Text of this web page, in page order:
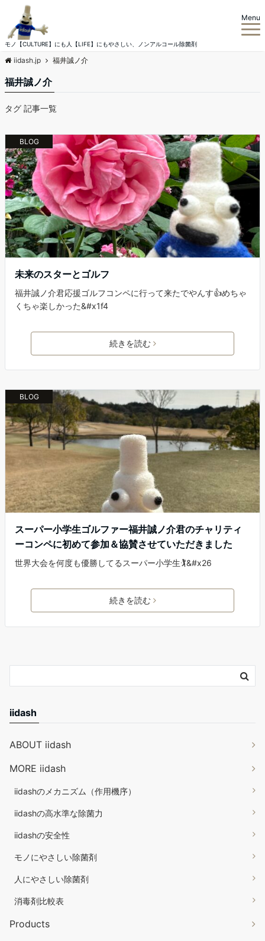
モノ【CULTURE】にも人【LIFE】にもやさしい、ノンアルコール除菌剤
Menu
iidash.jp 福井誠ノ介
福井誠ノ介
タグ 記事一覧
BLOG
未来のスターとゴルフ
福井誠ノ介君応援ゴルフコンペに行って来たでやんす👍めちゃ
くちゃ楽しかった&#x1f4
続きを読む
BLOG
スーパー小学生ゴルファー福井誠ノ介君のチャリティ
ーコンペに初めて参加＆協賛させていただきました
世界大会を何度も優勝してるスーパー小学生🏌️‍&#x26
続きを読む
iidash
ABOUT iidash
MORE iidash
iidashのメカニズム（作用機序）
iidashの高水準な除菌力
iidashの安全性
モノにやさしい除菌剤
人にやさしい除菌剤
消毒剤比較表
Products